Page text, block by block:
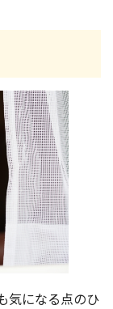
気になる点のひ